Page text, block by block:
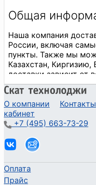
О компании Контакты
кабинет
+7 (495) 663-73-29
Оплата
Прайс